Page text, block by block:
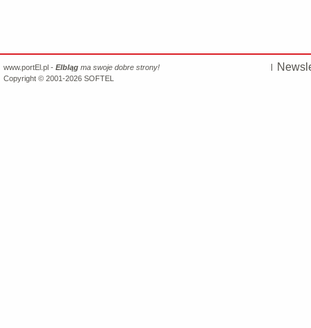
www.portEl.pl - Elbląg ma swoje dobre strony!
Copyright © 2001-2026 SOFTEL